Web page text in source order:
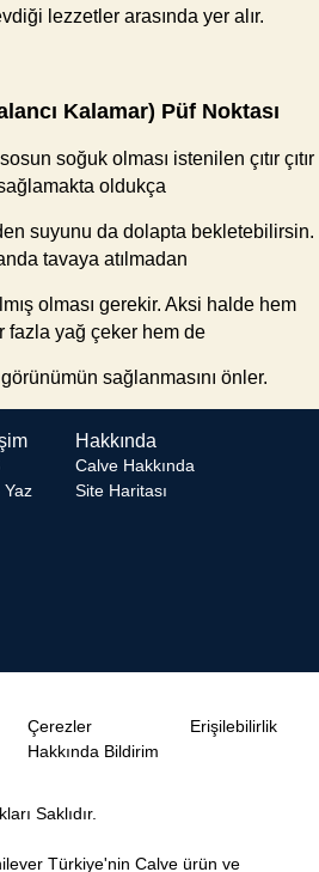
lezzetler arasında yer alır.
Kalamar) Püf Noktası
soğuk olması istenilen çıtır çıtır
oldukça
suyunu da dolapta bekletebilirsin.
tavaya atılmadan
olması gerekir. Aksi halde hem
fazla yağ çeker hem de
sağlanmasını önler.
Yaz
Hakkında
Calve Hakkında
Site Haritası
Saklıdır.
Türkiye'nin Calve ürün ve
Çerezler
Hakkında Bildirim
Erişilebilirlik